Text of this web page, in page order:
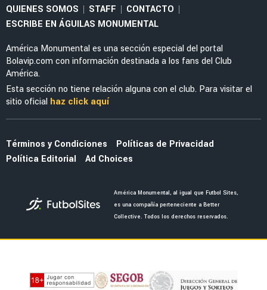
EXAMERICANISTAS
Dos examericanistas se reencuentra en
Sudamérica